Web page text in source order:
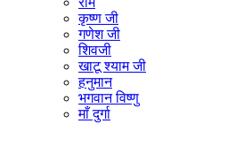
कृष्ण जी
गणेश जी
शिवजी
खाटू श्याम जी
हनुमान
भगवान विष्णु
माँ दुर्गा